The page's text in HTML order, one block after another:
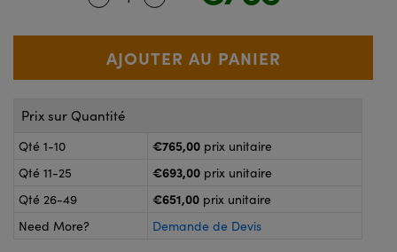
de Poche ou à Mesure Directe
: Caméras
Optiques Lightpath
Prix sur Quantité
Qté 1-10 €765,00 prix unitaire
Qté 11-25
€693,00 prix unitaire
Qté 26-49
€651,00 prix unitaire
Need More?
Demande de Devis